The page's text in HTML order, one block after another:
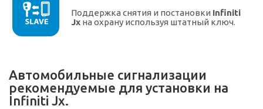
Поддержка снятия и постановки Infiniti
Jx на охрану используя штатный ключ.
Автомобильные сигнализации
рекомендуемые для установки на
Infiniti Jx.